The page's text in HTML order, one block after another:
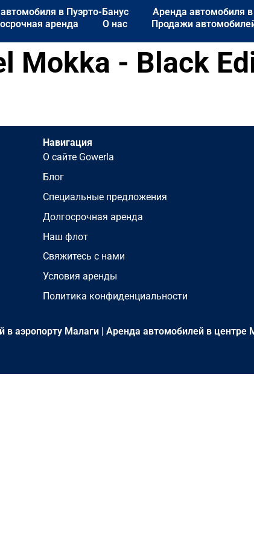
в Пуэрто-Банус
Аренда автомобиля
аренда
О нас Продажи
Mokka - Black
Навигация
О сайте Gowerla
Блог
Специальные предложения
Долгосрочная аренда
Наш флот
Свяжитесь с нами
Условия аренды
Политика конфиденциальности
в аэропорту Малаги Аренда автомобилей в центре